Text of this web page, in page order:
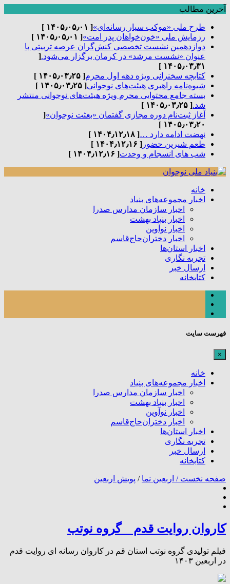
آخرین مطالب
طرح ملی «موکب سیار رسانه‌ای»[ ۱۴۰۵٫۰۵٫۰۱ ]
رزمایش ملی «خون‌خواهان پدر امت»[ ۱۴۰۵٫۰۵٫۰۱ ]
دوازدهمین نشست تخصصی کنش‌گران عرصه تربیتی با
عنوان «نشست مرشد» در کرمان برگزار می‌شود.[
۱۴۰۵٫۰۳٫۳۱ ]
کتابچه سخنرانی ویژه دهه اول محرم[ ۱۴۰۵٫۰۳٫۲۵ ]
شیوه‌نامه راهبری هیئت‌های نوجوانی[ ۱۴۰۵٫۰۳٫۲۵ ]
بسته جامع محتوایی محرم ویژه هیئت‌های نوجوانی منتشر
شد.[ ۱۴۰۵٫۰۳٫۲۵ ]
آغاز ثبت‌نام دوره مجازی گفتمان «بعثت نوجوان»[
۱۴۰۵٫۰۳٫۲۰ ]
نهضت ادامه دارد …[ ۱۴۰۴٫۱۲٫۱۸ ]
طعم شیرین حضور [ ۱۴۰۴٫۱۲٫۱۶ ]
شب های انسجام و وحدت[ ۱۴۰۴٫۱۲٫۱۶ ]
خانه
اخبار مجموعه‌های بنیاد
اخبار سازمان مدارس صدرا
اخبار بنیاد بهشت
اخبار نوآوین
اخبار دختران‌حاج‌قاسم
اخبار استان‌ها
تجربه نگاری
ارسال خبر
کتابخانه
فهرست سایت
×
خانه
اخبار مجموعه‌های بنیاد
اخبار سازمان مدارس صدرا
اخبار بنیاد بهشت
اخبار نوآوین
اخبار دختران‌حاج‌قاسم
اخبار استان‌ها
تجربه نگاری
ارسال خبر
کتابخانه
صفحه نخست / اربعین نما / پویش اربعین
کاروان روایت قدم _ گروه نوتب
فیلم تولیدی گروه نوتب استان قم در کاروان رسانه ای روایت قدم
در اربعین ۱۴۰۳